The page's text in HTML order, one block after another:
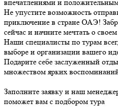
впечатлениями и
Не упустите возможность
приключение в стране ОАЭ!
сейчас и начните мечтать о
Наши специалисты по турам
выборе и организации вашего
Подарите себе заслуженный
множеством ярких
Заполните заявку и наш
поможет вам с подбором тура